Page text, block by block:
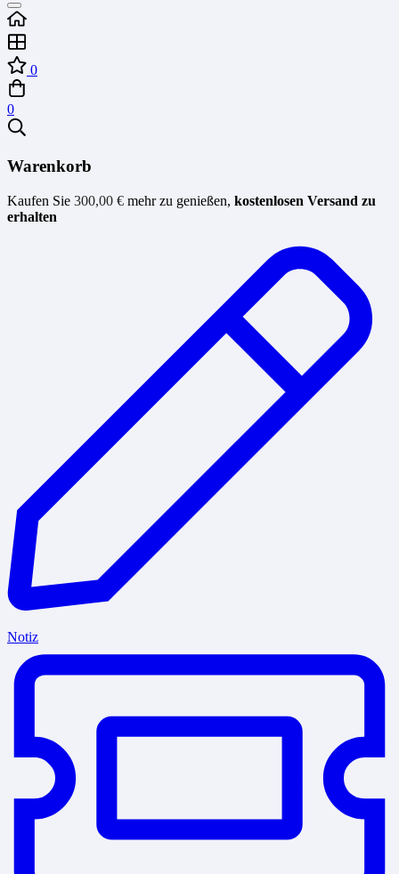
0
0
Warenkorb
Kaufen Sie 300,00 € mehr zu genießen, kostenlosen Versand zu
erhalten
Notiz